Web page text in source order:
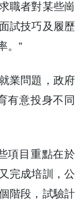
職者對某些崗
試技巧及履歷
。”
業問題，政府
有意投身不同
項目重點在於
完成培訓，公
階段，試驗計